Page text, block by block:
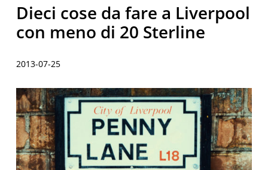
Dieci cose da fare a Liverpool
con meno di 20 Sterline
2013-07-25